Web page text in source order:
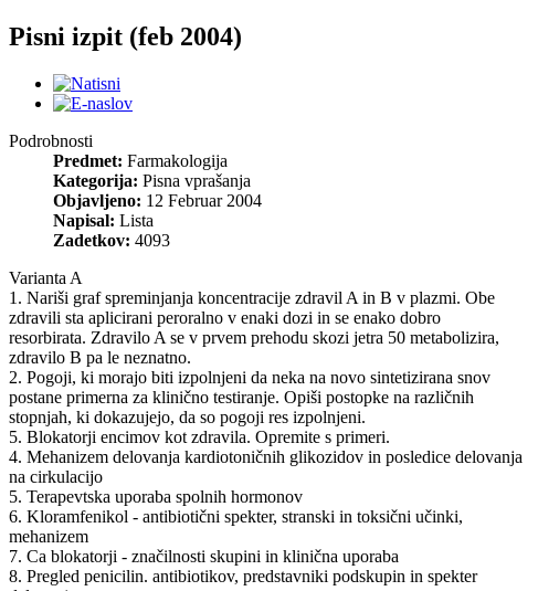
Pisni izpit (feb 2004)
Podrobnosti
Predmet: Farmakologija
Kategorija: Pisna vprašanja
Objavljeno: 12 Februar 2004
Napisal: Lista
Zadetkov: 4093
Varianta A
1. Nariši graf spreminjanja koncentracije zdravil A in B v plazmi. Obe
zdravili sta aplicirani peroralno v enaki dozi in se enako dobro
resorbirata. Zdravilo A se v prvem prehodu skozi jetra 50 metabolizira,
zdravilo B pa le neznatno.
2. Pogoji, ki morajo biti izpolnjeni da neka na novo sintetizirana snov
postane primerna za klinično testiranje. Opiši postopke na različnih
stopnjah, ki dokazujejo, da so pogoji res izpolnjeni.
5. Blokatorji encimov kot zdravila. Opremite s primeri.
4. Mehanizem delovanja kardiotoničnih glikozidov in posledice delovanja
na cirkulacijo
5. Terapevtska uporaba spolnih hormonov
6. Kloramfenikol - antibiotični spekter, stranski in toksični učinki,
mehanizem
7. Ca blokatorji - značilnosti skupini in klinična uporaba
8. Pregled penicilin. antibiotikov, predstavniki podskupin in spekter